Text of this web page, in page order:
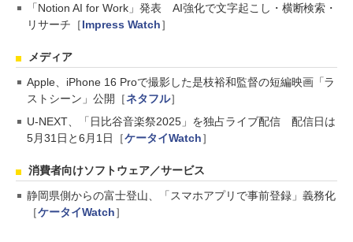
「Notion AI for Work」発表 AI強化で文字起こし・横断検索・
リサーチ［Impress Watch］
メディア
Apple、iPhone 16 Proで撮影した是枝裕和監督の短編映画「ラ
ストシーン」公開［ネタフル］
U-NEXT、「日比谷音楽祭2025」を独占ライブ配信 配信日は
5月31日と6月1日［ケータイWatch］
消費者向けソフトウェア／サービス
静岡県側からの富士登山、「スマホアプリで事前登録」義務化
［ケータイWatch］